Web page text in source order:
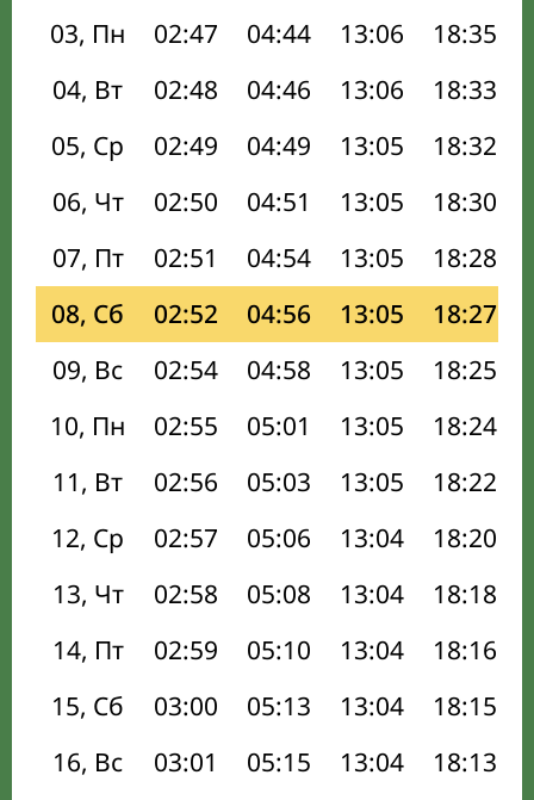
03, Пн
02:47 04:44 13:06 18:35
04, Вт
02:48 04:46 13:06 18:33
05, Ср
02:49 04:49 13:05 18:32
06, Чт
02:50 04:51 13:05 18:30
07, Пт
02:51 04:54 13:05 18:28
08, Сб
02:52 04:56 13:05 18:27
09, Вс
02:54 04:58 13:05 18:25
10, Пн
02:55 05:01 13:05 18:24
11, Вт
02:56 05:03 13:05 18:22
12, Ср
02:57 05:06 13:04 18:20
13, Чт
02:58 05:08 13:04 18:18
14, Пт
02:59 05:10 13:04 18:16
15, Сб
03:00 05:13 13:04 18:15
16, Вс
03:01 05:15 13:04 18:13